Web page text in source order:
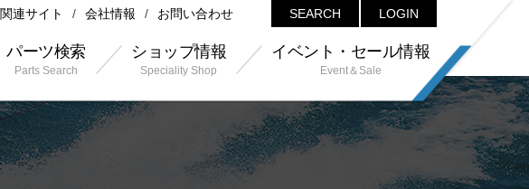
関連サイト 会社情報 お問い合わせ SEARCH LOGIN
パーツ検索
Parts Search
ショップ情報
Speciality Shop
イベント・セール情報
Event＆Sale